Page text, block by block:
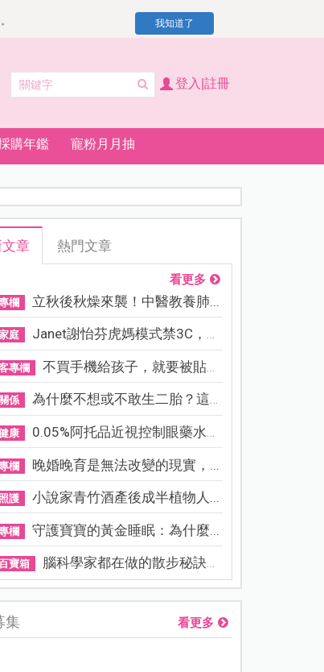
。 我知道了
登入|註冊
購年鑑 寵粉月月抽
章 熱門文章
看更多
欄 立秋後秋燥來襲！中醫教養肺...
庭 Janet謝怡芬虎媽模式禁3C，看...
專欄 不買手機給孩子，就要被貼「...
係 為什麼不想或不敢生二胎？這8...
康 0.05%阿托品近視控制眼藥水納...
欄 晚婚晚育是無法改變的現實，...
護 小說家青竹酒產後成半植物人...
欄 守護寶寶的黃金睡眠：為什麼...
寶箱 腦科學家都在做的散步秘訣！...
集 看更多